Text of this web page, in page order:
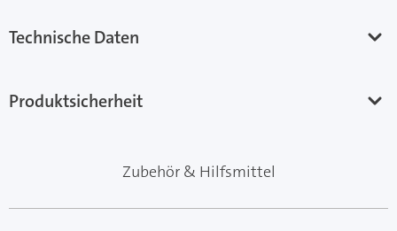
Technische Daten
Produktsicherheit
Zubehör & Hilfsmittel